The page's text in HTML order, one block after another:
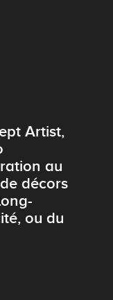
Artist,
au
décors
ou du